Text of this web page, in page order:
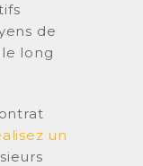
de
long
un